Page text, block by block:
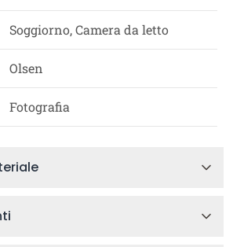
Soggiorno, Camera da letto
Olsen
Fotografia